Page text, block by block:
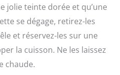
jolie teinte dorée et qu’une
se dégage, retirez-les
et réservez-les sur une
la cuisson. Ne les laissez
chaude.